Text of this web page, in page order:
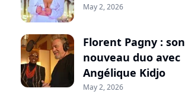
May 2, 2026
Florent Pagny : son
nouveau duo avec
Angélique Kidjo
May 2, 2026